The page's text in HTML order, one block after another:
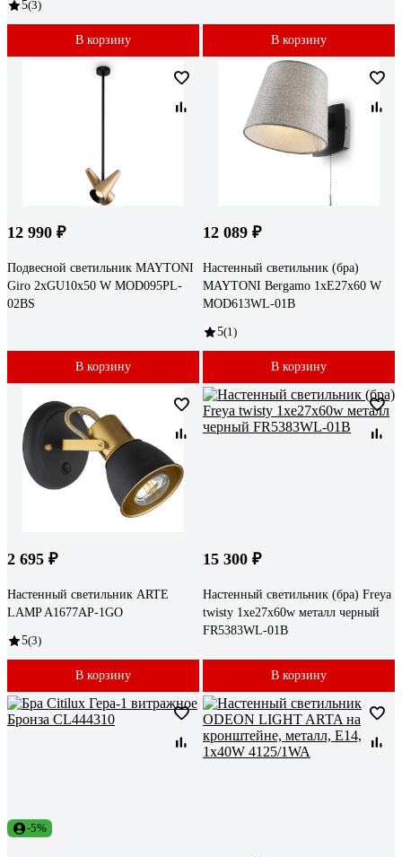
5(3)
В корзину В корзину
12 990 ₽
Подвесной светильник MAYTONI
Giro 2хGU10x50 W MOD095PL-
02BS
В корзину
12 089 ₽
Настенный светильник (бра)
MAYTONI Bergamo 1хE27x60 W
MOD613WL-01B
5(1)
В корзину
2 695 ₽
Настенный светильник ARTE
LAMP A1677AP-1GO
5(3)
В корзину
15 300 ₽
Настенный светильник (бра) Freya
twisty 1хe27x60w металл черный
FR5383WL-01B
В корзину
-5%